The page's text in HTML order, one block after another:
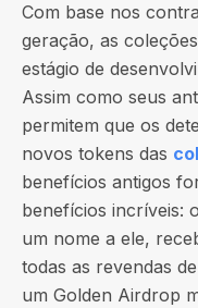
Com base nos
geração, as
estágio de
Assim como seus
permitem que os
novos tokens das
benefícios antigos
benefícios incríveis:
um nome a ele,
todas as revendas
um Golden Airdrop